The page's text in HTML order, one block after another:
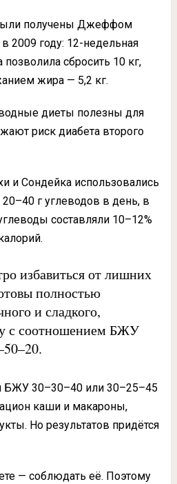
получены Джеффом
2009 году: 12-недельная
позволила сбросить 10 кг,
жира — 5,2 кг.
диеты полезны для
риск диабета второго
и Сондейка использовались
г углеводов в день, в
составляли 10–12%
избавиться от лишних
полностью
и сладкого,
с соотношением БЖУ
БЖУ 30–30–40 или 30–25–45
каши и макароны,
Но результатов придётся
— соблюдать её. Поэтому